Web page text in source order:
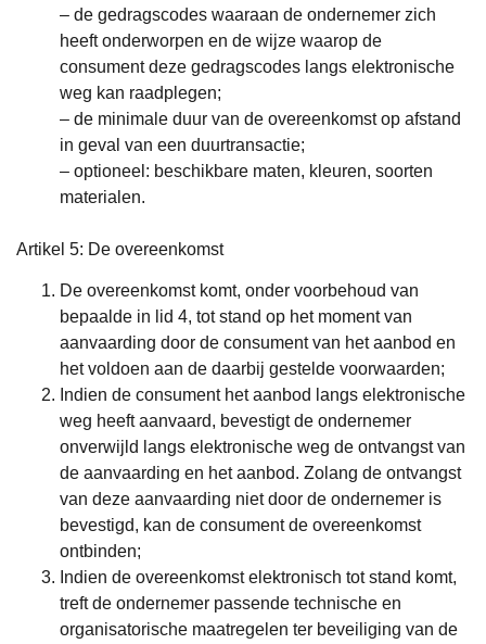
– de gedragscodes waaraan de ondernemer zich
heeft onderworpen en de wijze waarop de
consument deze gedragscodes langs elektronische
weg kan raadplegen;
– de minimale duur van de overeenkomst op afstand
in geval van een duurtransactie;
– optioneel: beschikbare maten, kleuren, soorten
materialen.
Artikel 5: De overeenkomst
De overeenkomst komt, onder voorbehoud van
bepaalde in lid 4, tot stand op het moment van
aanvaarding door de consument van het aanbod en
het voldoen aan de daarbij gestelde voorwaarden;
Indien de consument het aanbod langs elektronische
weg heeft aanvaard, bevestigt de ondernemer
onverwijld langs elektronische weg de ontvangst van
de aanvaarding en het aanbod. Zolang de ontvangst
van deze aanvaarding niet door de ondernemer is
bevestigd, kan de consument de overeenkomst
ontbinden;
Indien de overeenkomst elektronisch tot stand komt,
treft de ondernemer passende technische en
organisatorische maatregelen ter beveiliging van de